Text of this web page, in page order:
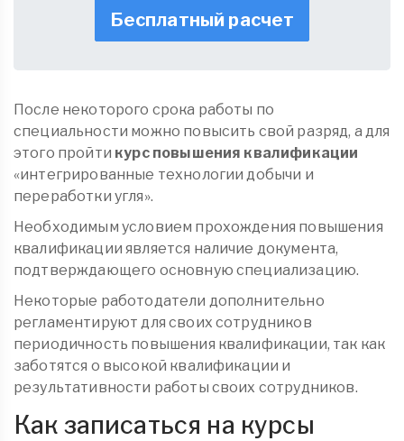
Бесплатный расчет
После некоторого срока работы по
специальности можно повысить свой разряд, а для
этого пройти курс повышения квалификации
«интегрированные технологии добычи и
переработки угля».
Необходимым условием прохождения повышения
квалификации является наличие документа,
подтверждающего основную специализацию.
Некоторые работодатели дополнительно
регламентируют для своих сотрудников
периодичность повышения квалификации, так как
заботятся о высокой квалификации и
результативности работы своих сотрудников.
Как записаться на курсы